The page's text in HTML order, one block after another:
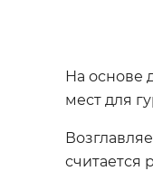
На основе
мест для
считается